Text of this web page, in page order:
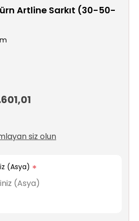
Artline Sarkıt (30-50-
siz olun
(Asya) *
(Asya)